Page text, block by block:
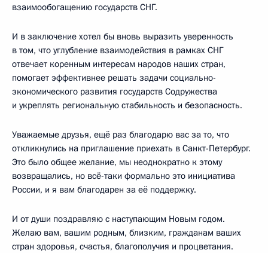
взаимообогащению государств СНГ.
И в заключение хотел бы вновь выразить уверенность
в том, что углубление взаимодействия в рамках СНГ
отвечает коренным интересам народов наших стран,
помогает эффективнее решать задачи социально-
экономического развития государств Содружества
и укреплять региональную стабильность и безопасность.
Уважаемые друзья, ещё раз благодарю вас за то, что
откликнулись на приглашение приехать в Санкт-Петербург.
Это было общее желание, мы неоднократно к этому
возвращались, но всё-таки формально это инициатива
России, и я вам благодарен за её поддержку.
И от души поздравляю с наступающим Новым годом.
Желаю вам, вашим родным, близким, гражданам ваших
стран здоровья, счастья, благополучия и процветания.